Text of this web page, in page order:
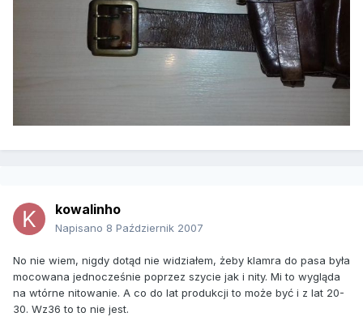
kowalinho
Napisano 8 Październik 2007
No nie wiem, nigdy dotąd nie widziałem, żeby klamra do pasa była
mocowana jednocześnie poprzez szycie jak i nity. Mi to wygląda
na wtórne nitowanie. A co do lat produkcji to może być i z lat 20-
30. Wz36 to to nie jest.